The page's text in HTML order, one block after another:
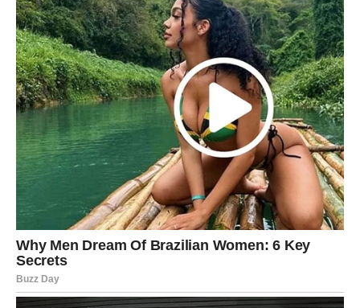
sreća odluči stati na vašu stranu.